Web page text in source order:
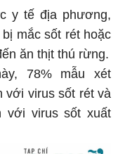
y tế địa phương,
mắc sốt rét hoặc
ăn thịt thú rừng.
78% mẫu xét
với virus sốt rét và
với virus sốt xuất